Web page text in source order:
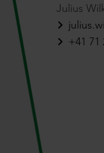
Julius
+41 71